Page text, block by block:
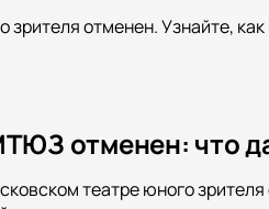
отменен. Узнайте,
отменен: что
театре юного